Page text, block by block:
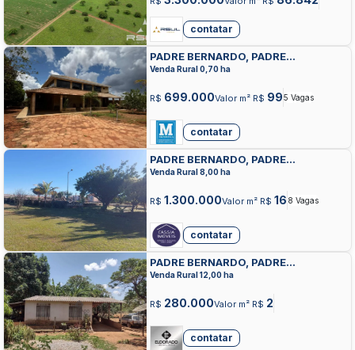
contatar
PADRE BERNARDO, PADRE
BERNARDO, PADRE BERNARDO
Venda Rural 0,70 ha
R$ 699.000Valor m² R$ 995 Vagas
contatar
PADRE BERNARDO, PADRE
BERNARDO, PADRE BERNARDO
Venda Rural 8,00 ha
R$ 1.300.000Valor m² R$ 16 8 Vagas
contatar
PADRE BERNARDO, PADRE
BERNARDO, PADRE BERNARDO
Venda Rural 12,00 ha
R$ 280.000Valor m² R$ 2
contatar